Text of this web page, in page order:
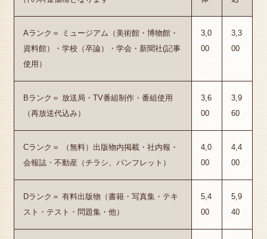
Aランク＝ ミュージアム（美術館・博物館・
資料館）・学校（卒論）・学会・新聞社(記事
使用）
3,0
00
3,3
00
Bランク＝ 放送局・TV番組制作・番組使用
（再放送代込み）
3,6
00
3,9
60
Cランク＝ （無料）出版物内掲載・社内報・
会報誌・不動産（チラシ、パンフレット）
4,0
00
4,4
00
Dランク＝ 有料出版物（書籍・写真集・テキ
スト・テスト・問題集・他）
5,4
00
5,9
40